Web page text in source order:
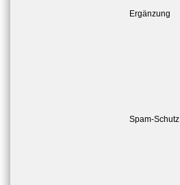
Ergänzung
Spam-Schutz